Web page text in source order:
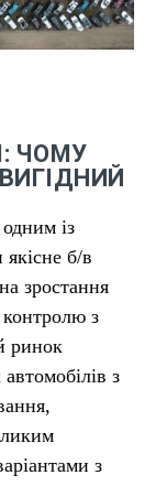
ЧОМУ
із
б/в
зростання
з
ринок
з
з